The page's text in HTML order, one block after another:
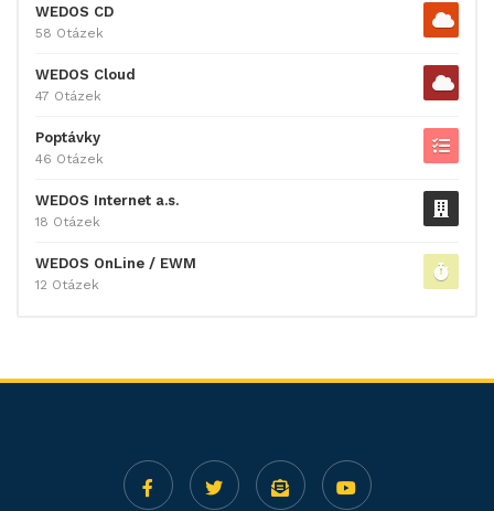
WEDOS CD
58 Otázek
WEDOS Cloud
47 Otázek
Poptávky
46 Otázek
WEDOS Internet a.s.
18 Otázek
WEDOS OnLine / EWM
12 Otázek